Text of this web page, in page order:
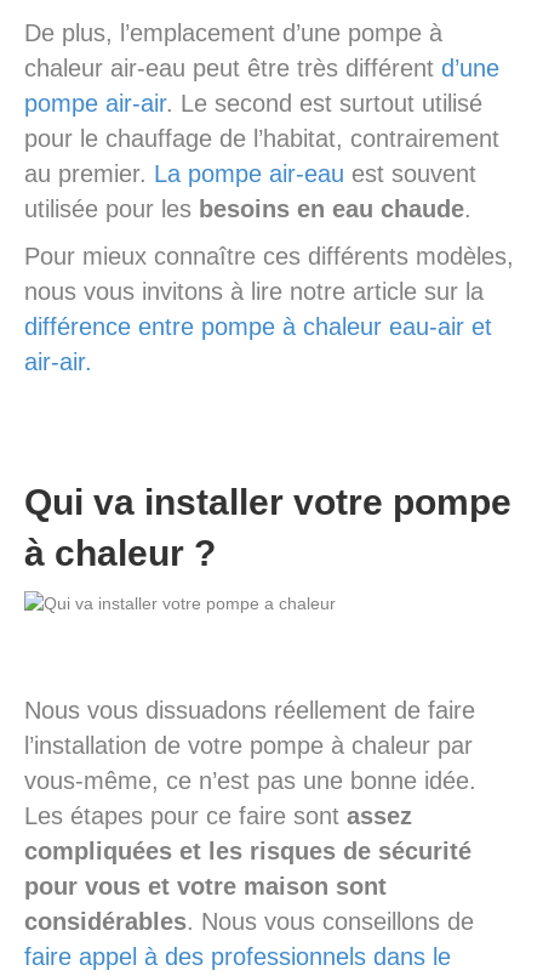
De plus, l’emplacement d’une pompe à
chaleur air-eau peut être très différent d’une
pompe air-air. Le second est surtout utilisé
pour le chauffage de l’habitat, contrairement
au premier. La pompe air-eau est souvent
utilisée pour les besoins en eau chaude.
Pour mieux connaître ces différents modèles,
nous vous invitons à lire notre article sur la
différence entre pompe à chaleur eau-air et
air-air.
Qui va installer votre pompe
à chaleur ?
Nous vous dissuadons réellement de faire
l’installation de votre pompe à chaleur par
vous-même, ce n’est pas une bonne idée.
Les étapes pour ce faire sont assez
compliquées et les risques de sécurité
pour vous et votre maison sont
considérables. Nous vous conseillons de
faire appel à des professionnels dans le